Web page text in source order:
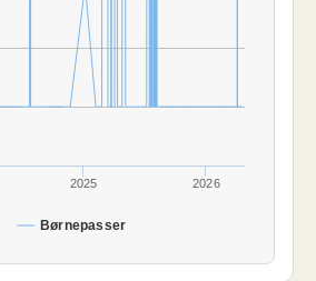
Børnepasser
2025 2026